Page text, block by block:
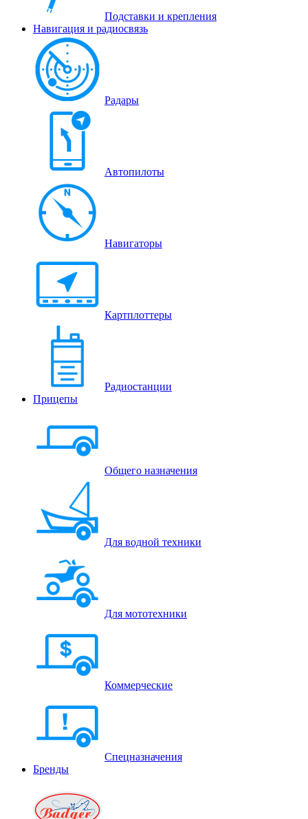
Подставки и крепления
Навигация и радиосвязь
Радары
Автопилоты
Навигаторы
Картплоттеры
Радиостанции
Прицепы
Общего назначения
Для водной техники
Для мототехники
Коммерческие
Спецназначения
Бренды